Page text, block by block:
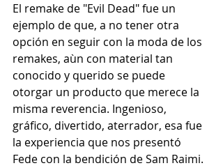
El remake de "Evil Dead" fue un
ejemplo de que, a no tener otra
opción en seguir con la moda de los
remakes, aùn con material tan
conocido y querido se puede
otorgar un producto que merece la
misma reverencia. Ingenioso,
gráfico, divertido, aterrador, esa fue
la experiencia que nos presentó
Fede con la bendición de Sam Raimi.